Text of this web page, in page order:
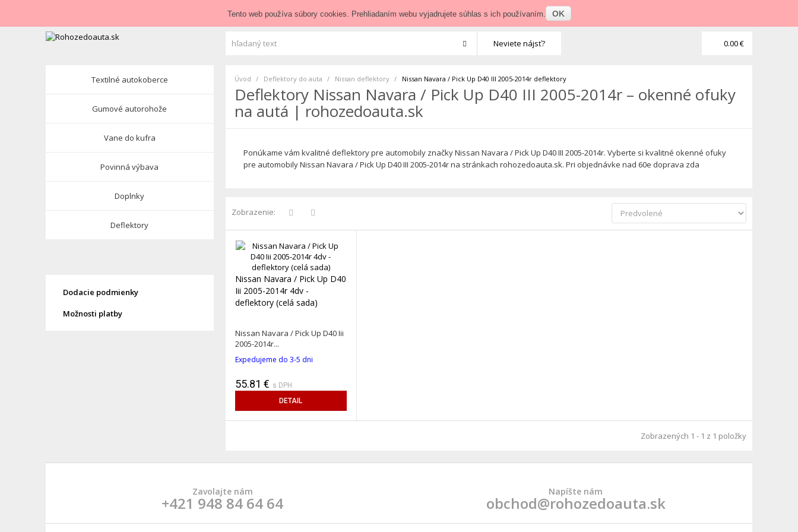
obchod@rohozedoauta.sk
Neviete nájsť? 0.00 €
Textilné autokoberce
Gumové autorohože
Vane do kufra
Povinná výbava
Doplnky
Deflektory
Dodacie podmienky
Možnosti platby
Úvod Deflektory do auta Nissan deflektory Nissan Navara / Pick Up D40 III 2005-2014r deflektory
Deflektory Nissan Navara / Pick Up D40 III 2005-2014r – okenné ofuky
na autá | rohozedoauta.sk
Ponúkame vám kvalitné deflektory pre automobily značky Nissan Navara / Pick Up D40 III 2005-2014r. Vyberte si kvalitné okenné ofuky
pre automobily Nissan Navara / Pick Up D40 III 2005-2014r na stránkach rohozedoauta.sk. Pri objednávke nad 60e doprava zda
Zobrazenie:
Nissan Navara / Pick Up D40
Iii 2005-2014r 4dv -
deflektory (celá sada)
Nissan Navara / Pick Up D40 Iii
2005-2014r...
Expedujeme do 3-5 dni
55.81 € s DPH
DETAIL
Zobrazených 1 - 1 z 1 položky
Zavolajte nám
+421 948 84 64 64
Napíšte nám
obchod@rohozedoauta.sk
Tento web používa súbory cookies. Prehliadaním webu vyjadrujete súhlas s ich používaním. OK